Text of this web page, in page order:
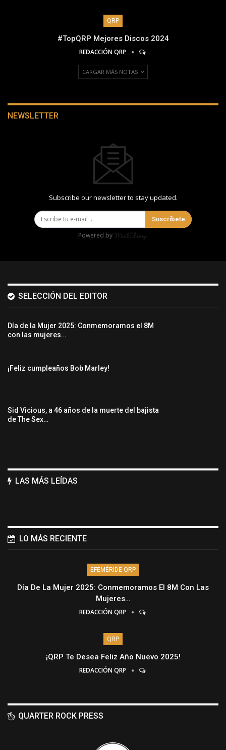
QRP
#TopQRP Mejores Discos 2024
REDACCIÓN QRP
CARGAR MÁS NOTAS
NEWSLETTER
Subscribe our newsletter to stay updated.
Suscríbete
Powered by
SELECCIÓN DEL EDITOR
Día de la Mujer 2025: Conmemoramos el 8M
con las mujeres…
¡Feliz cumpleaños Bob Marley!
Sid Vicious, a 46 años de la muerte del bajista
de The Sex…
LAS MÁS LEÍDAS
LO MÁS RECIENTE
EFEMÉRIDE QRP
Día De La Mujer 2025: Conmemoramos El 8M Con Las
Mujeres…
REDACCIÓN QRP
QRP
¡QRP Te Desea Feliz Año Nuevo 2025!
REDACCIÓN QRP
QUARTER ROCK PRESS